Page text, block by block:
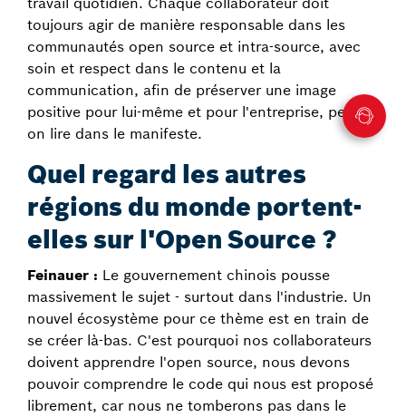
toujours agir de manière responsable dans les
communautés open source et intra-source, avec
soin et respect dans le contenu et la
communication, afin de préserver une image
positive pour lui-même et pour l'entreprise, peut-
on lire dans le manifeste.
Quel regard les autres
régions du monde portent-
elles sur l'Open Source ?
Feinauer : Le gouvernement chinois pousse
massivement le sujet - surtout dans l'industrie. Un
nouvel écosystème pour ce thème est en train de
se créer là-bas. C'est pourquoi nos collaborateurs
doivent apprendre l'open source, nous devons
pouvoir comprendre le code qui nous est proposé
librement, car nous ne tomberons pas dans le